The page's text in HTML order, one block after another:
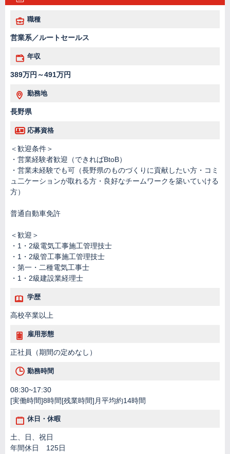
職種
営業系／ルートセールス
年収
389万円～491万円
勤務地
長野県
応募資格
＜歓迎条件＞
・営業経験者歓迎（できればBtoB）
・営業未経験でも可（長野県のものづくりに貢献したい方・コミ
ュ二ケーションが取れる方・良好なチームワークを築いていける
方）
普通自動車免許
＜歓迎＞
・1・2級電気工事施工管理技士
・1・2級管工事施工管理技士
・第一・二種電気工事士
・1・2級建設業経理士
学歴
高校卒業以上
雇用形態
正社員（期間の定めなし）
勤務時間
08:30~17:30
[実働時間]8時間[残業時間]月平均約14時間
休日・休暇
土、日、祝日
年間休日 125日